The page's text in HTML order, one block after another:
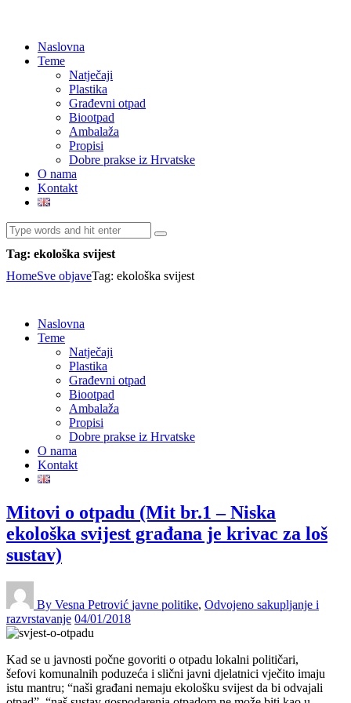
Naslovna
Teme
Natječaji
Plastika
Građevni otpad
Biootpad
Ambalaža
Propisi
Dobre prakse iz Hrvatske
O nama
Kontakt
Tag: ekološka svijest
HomeSve objaveTag: ekološka svijest
Naslovna
Teme
Natječaji
Plastika
Građevni otpad
Biootpad
Ambalaža
Propisi
Dobre prakse iz Hrvatske
O nama
Kontakt
Mitovi o otpadu (Mit br.1 – Niska
ekološka svijest građana je krivac za loš
sustav)
By Vesna Petrović javne politike, Odvojeno sakupljanje i
razvrstavanje 04/01/2018
Kad se u javnosti počne govoriti o otpadu lokalni političari,
šefovi komunalnih poduzeća i slični javni djelatnici vječito imaju
istu mantru; “naši građani nemaju ekološku svijest da bi odvajali